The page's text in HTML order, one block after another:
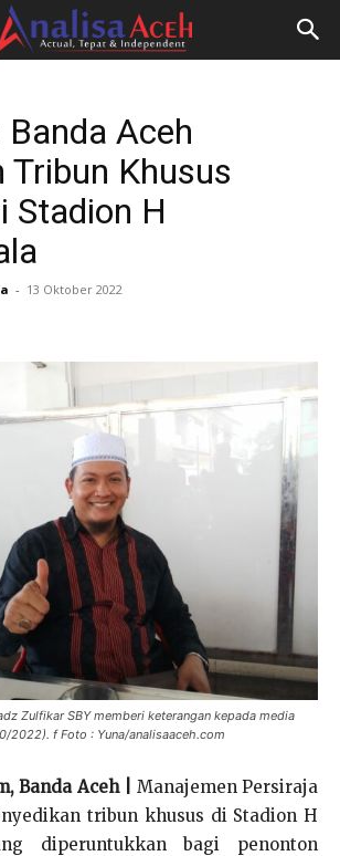
Aceh
Tribun Khusus
Stadion H
- 13 Oktober 2022
Zulfikar SBY memberi keterangan kepada media
2022). f Foto : Yuna/analisaaceh.com
Banda Aceh |
Manajemen Persiraja
tribun khusus di Stadion H
diperuntukkan bagi penonton